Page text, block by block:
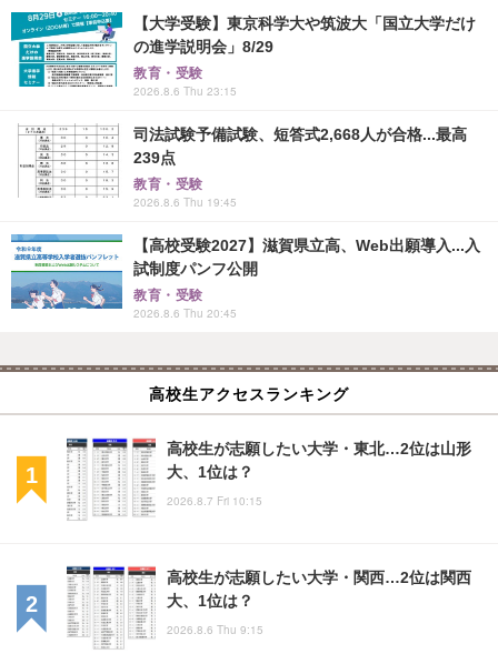
【大学受験】東京科学大や筑波大「国立大学だけ
の進学説明会」8/29
教育・受験
2026.8.6 Thu 23:15
司法試験予備試験、短答式2,668人が合格...最高
239点
教育・受験
2026.8.6 Thu 19:45
【高校受験2027】滋賀県立高、Web出願導入...入
試制度パンフ公開
教育・受験
2026.8.6 Thu 20:45
高校生アクセスランキング
高校生が志願したい大学・東北…2位は山形
大、1位は？
2026.8.7 Fri 10:15
高校生が志願したい大学・関西…2位は関西
大、1位は？
2026.8.6 Thu 9:15